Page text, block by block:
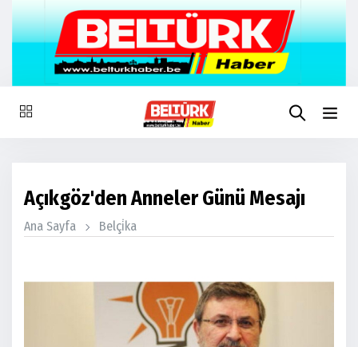
Açıkgöz'den Anneler Günü Mesajı
Ana Sayfa Belçi̇ka